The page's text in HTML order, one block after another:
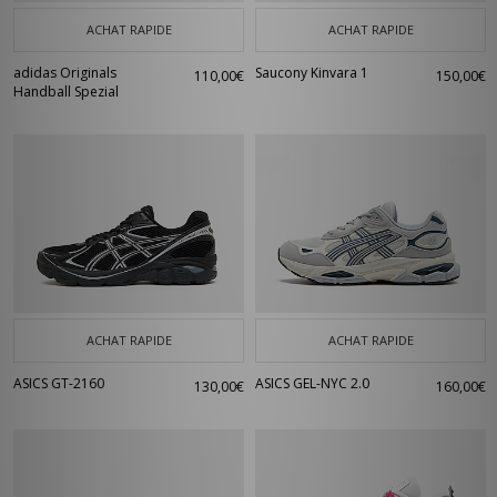
ACHAT RAPIDE
adidas Originals
Handball Spezial
110,00€
ACHAT RAPIDE
Saucony Kinvara 1 150,00€
ACHAT RAPIDE
ASICS GT-2160 130,00€
ACHAT RAPIDE
ASICS GEL-NYC 2.0 160,00€